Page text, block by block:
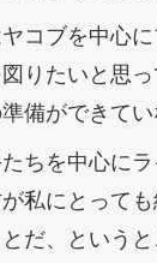
コブを中心
りたいと思
備ができてい
ちを中心に
私にとって
だ、という